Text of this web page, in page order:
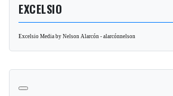
EXCELSIO
Excelsio Media by Nelson Alarcón - alarcónnelson